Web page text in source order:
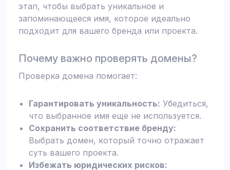
этап, чтобы выбрать уникальное и
запоминающееся имя, которое идеально
подходит для вашего бренда или проекта.
Почему важно проверять домены?
Проверка домена помогает:
Гарантировать уникальность: Убедиться,
что выбранное имя еще не используется.
Сохранить соответствие бренду:
Выбрать домен, который точно отражает
суть вашего проекта.
Избежать юридических рисков: